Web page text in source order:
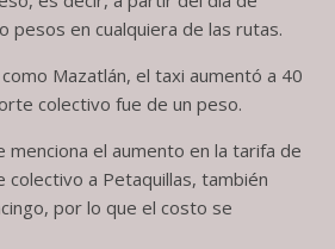
pesos en cualquiera de las rutas.
Mazatlán, el taxi aumentó a 40
colectivo fue de un peso.
menciona el aumento en la tarifa de
a Petaquillas, también
por lo que el costo se